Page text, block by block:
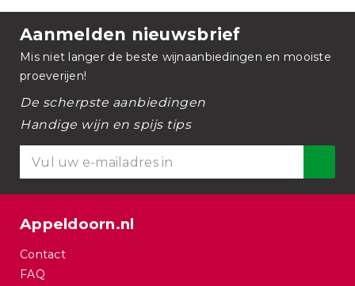
Aanmelden nieuwsbrief
Mis niet langer de beste wijnaanbiedingen en mooiste
proeverijen!
De scherpste aanbiedingen
Handige wijn en spijs tips
Appeldoorn.nl
Contact
FAQ